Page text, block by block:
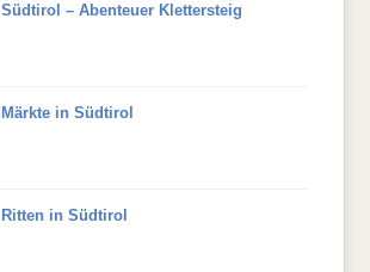
Südtirol – Abenteuer Klettersteig
Märkte in Südtirol
Ritten in Südtirol